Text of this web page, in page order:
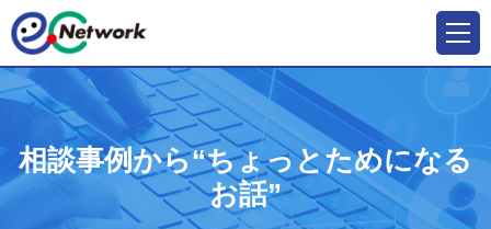
相談事例から“ちょっとためになる
お話”